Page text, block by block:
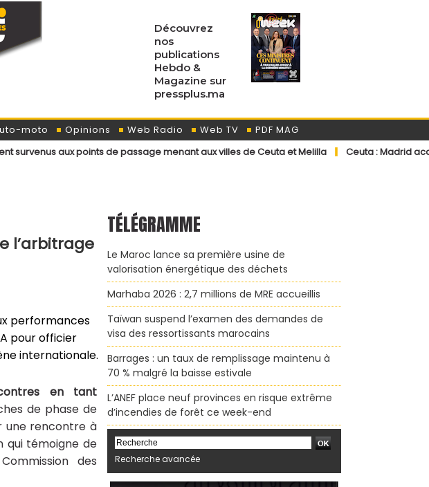
Découvrez
nos
publications
Hebdo &
Magazine sur
pressplus.ma
moto Opinions Web Radio Web TV
PDF MAG
de passage menant aux villes de Ceuta et Melilla
Ceuta : Madrid accélère les
l’arbitrage
performances
pour officier
internationale.
en tant
de phase de
une rencontre à
qui témoigne de
des
TÉLÉGRAMME
Le Maroc lance sa première usine de
valorisation énergétique des déchets
Marhaba 2026 : 2,7 millions de MRE accueillis
Taïwan suspend l’examen des demandes de
visa des ressortissants marocains
Barrages : un taux de remplissage maintenu à
70 % malgré la baisse estivale
L’ANEF place neuf provinces en risque extrême
d’incendies de forêt ce week-end
Recherche avancée